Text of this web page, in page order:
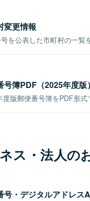
変更情報
を公表した市町村の一覧
号簿PDF（2025年度版）
度版郵便番号簿をPDF形式
ス・法人の
号・デジタルアドレス